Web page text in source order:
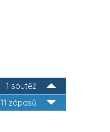
1 soutěž
11 zápasů